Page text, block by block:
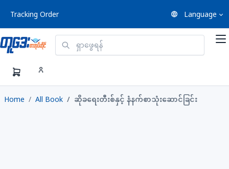
Tracking Order Language
Home All Book ဆိုခရေးတီးစ်နှင့် နံနက်စာသုံးဆောင်ခြင်း